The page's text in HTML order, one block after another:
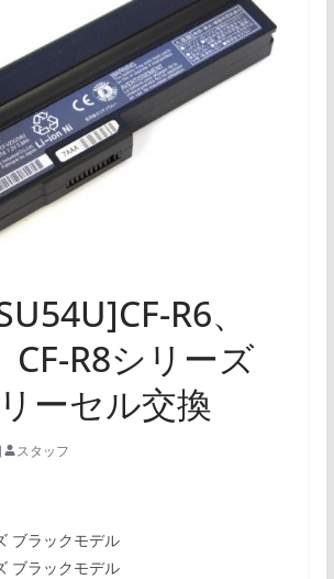
R6、
CF-R8シリーズ
ーセル交換
スタッフ
ブラックモデル
ブラックモデル